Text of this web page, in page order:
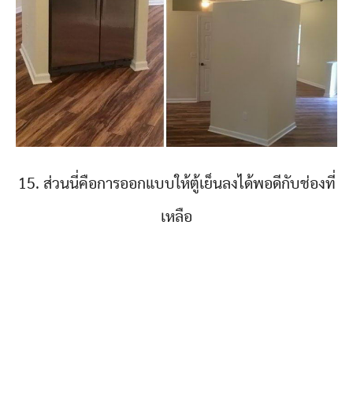
15. ส่วนนี่คือการออกแบบให้ตู้เย็นลงได้พอดีกับช่องที่
เหลือ